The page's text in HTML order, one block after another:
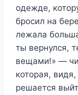
одежде,
бросил на
лежала
ты вернулся,
вещами!» —
которая,
решается